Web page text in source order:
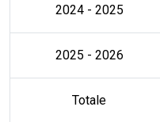
2024 - 2025
2025 - 2026
Totale